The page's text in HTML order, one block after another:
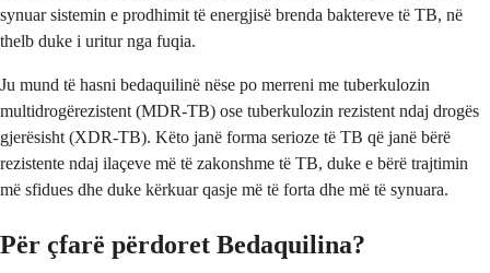
synuar sistemin e prodhimit të energjisë brenda baktereve të TB, në
thelb duke i uritur nga fuqia.
Ju mund të hasni bedaquilinë nëse po merreni me tuberkulozin
multidrogërezistent (MDR-TB) ose tuberkulozin rezistent ndaj drogës
gjerësisht (XDR-TB). Këto janë forma serioze të TB që janë bërë
rezistente ndaj ilaçeve më të zakonshme të TB, duke e bërë trajtimin
më sfidues dhe duke kërkuar qasje më të forta dhe më të synuara.
Për çfarë përdoret Bedaquilina?